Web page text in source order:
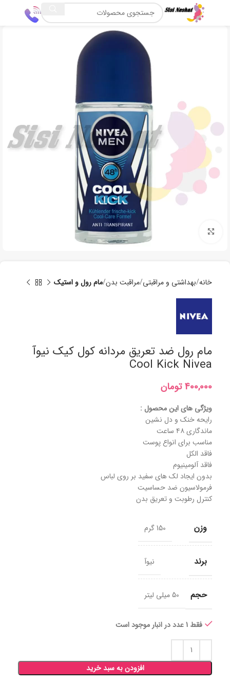
برای بزرگنمایی کلیک کنید
خانه بھداشتی و مراقبتی مراقبت بدن مام رول و استیک
مام رول ضد تعریق مردانه کول کیک نیوآ
Cool Kick Nivea
تومان
ویژگی های این محصول :
رایحه خنک و دل نشین
ماندگاری ۴۸ ساعت
مناسب برای انواع پوست
فاقد الکل
فاقد آلومینیوم
بدون ایجاد لک های سفید بر روی لباس
فرمولاسیون ضد حساسیت
کنترل رطوبت و تعریق بدن
وزن 150 گرم
برند نیوآ
حجم 50 میلی لیتر
فقط 1 عدد در انبار موجود است
افزودن به سبد خرید